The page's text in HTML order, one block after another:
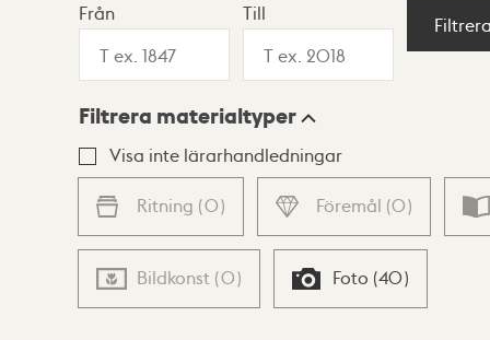
Visningsläge
Lista Karta
Från Till
Filtrera materialtyper
Visa inte lärarhandledningar
Ritning (0) Föremål (0)
Bildkonst (0) Foto (40)